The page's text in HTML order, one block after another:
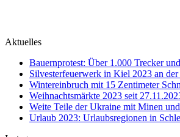
Aktuelles
Bauernprotest: Über 1.000 Trecker
Silvesterfeuerwerk in Kiel 2023 an
Wintereinbruch mit 15 Zentimeter
Weihnachtsmärkte 2023 seit
Weite Teile der Ukraine mit Minen
Urlaub 2023: Urlaubsregionen in